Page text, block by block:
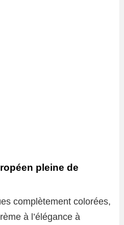
pleine de
complètement colorées,
à l’élégance à